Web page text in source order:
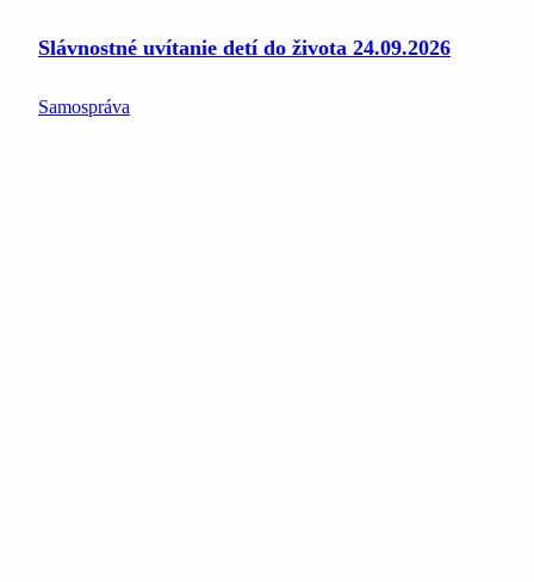
Slávnostné uvítanie detí do života 24.09.2026
Samospráva